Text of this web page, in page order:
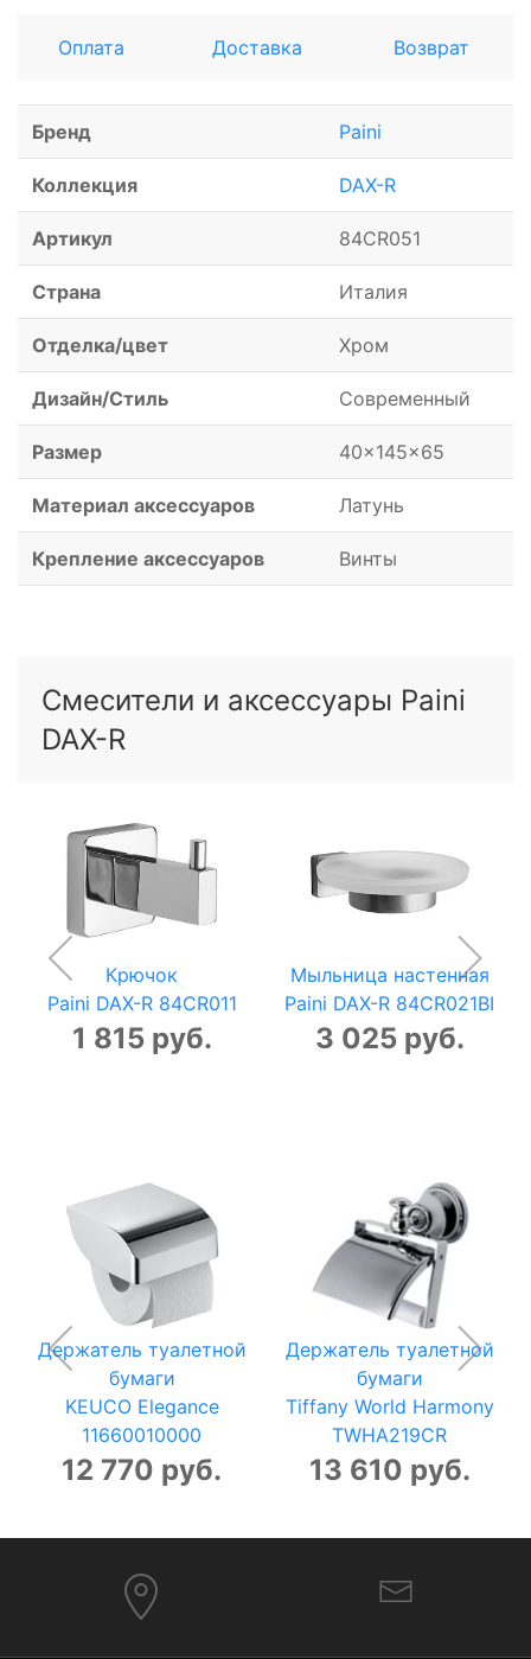
Оплата Доставка Возврат
Бренд Paini
Коллекция DAX-R
Артикул 84CR051
Страна Италия
Отделка/цвет Хром
Дизайн/Стиль Современный
Размер 40x145x65
Материал аксессуаров Латунь
Крепление аксессуаров Винты
Смесители и аксессуары Paini
DAX-R
Крючок
Paini DAX-R 84CR011
1 815 руб.
Мыльница настенная
Paini DAX-R 84CR021BI
3 025 руб.
Держатель туалетной
бумаги
KEUCO Elegance
11660010000
12 770 руб.
Держатель туалетной
бумаги
Tiffany World Harmony
TWHA219CR
13 610 руб.